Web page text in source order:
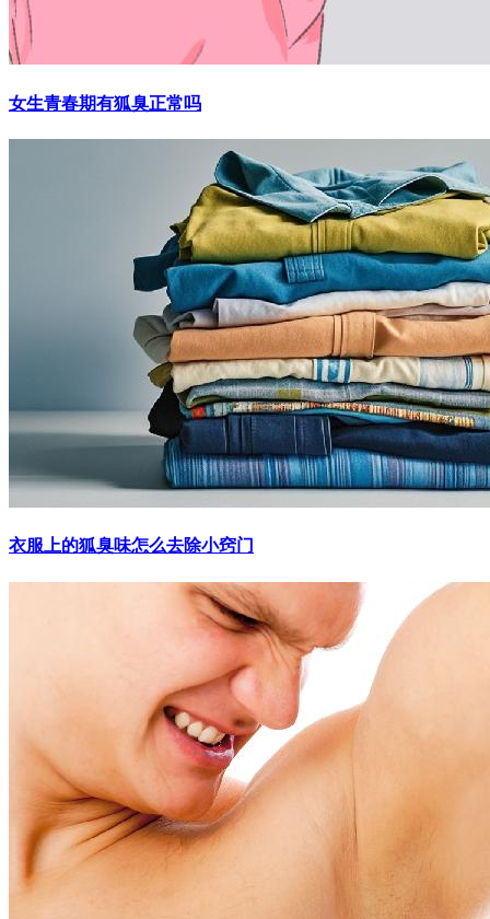
女生青春期有狐臭正常吗
衣服上的狐臭味怎么去除小窍门